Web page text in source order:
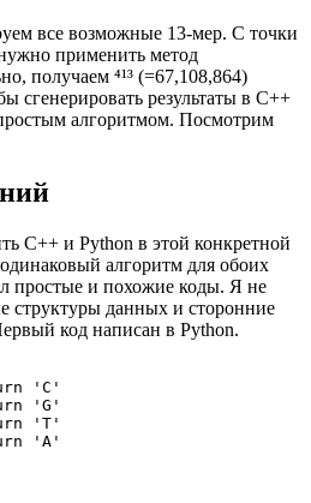
все возможные 13-мер. С точки
применить метод
получаем ⁴¹³ (=67,108,864)
сгенерировать результаты в С++
алгоритмом. Посмотрим
С++ и Python в этой конкретной
алгоритм для обоих
простые и похожие коды. Я не
структуры данных и сторонние
код написан в Python.